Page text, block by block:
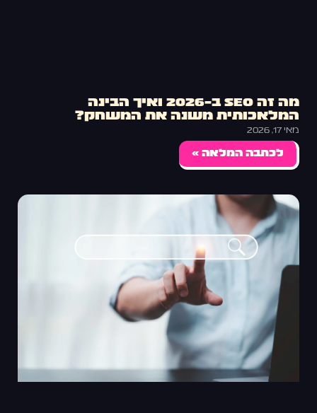
מה זה SEO ב-2026 ואיך הבינה
המלאכותית משנה את המשחק?
מאי 17, 2026
לכתבה המלאה »